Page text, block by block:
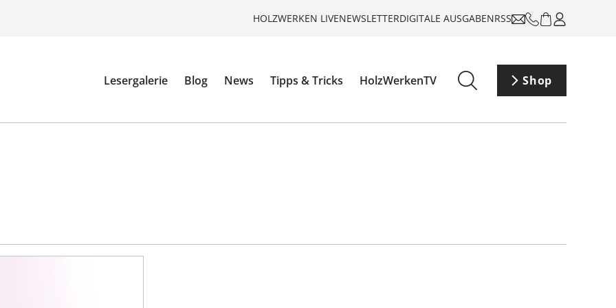
HOLZWERKEN LIVENEWSLETTERDIGITALE AUSGABENRSS
Lesergalerie Blog News Tipps & Tricks HolzWerkenTV Shop